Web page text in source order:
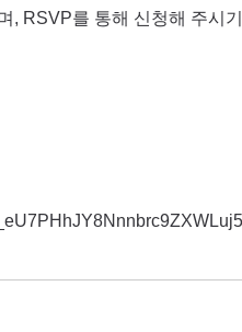
, RSVP를 통해 신청해 주시